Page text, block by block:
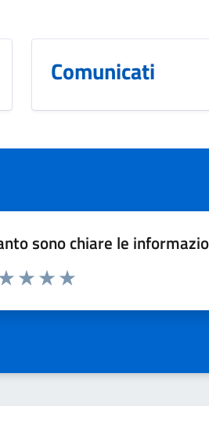
Comunicati
sono chiare le
1 a 5 stelle la pagina